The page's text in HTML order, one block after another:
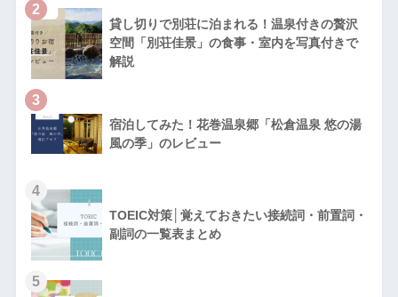
2
貸し切りで別荘に泊まれる！温泉付きの贅沢
空間「別荘佳景」の食事・室内を写真付きで
解説
3
宿泊してみた！花巻温泉郷「松倉温泉 悠の湯
風の季」のレビュー
4
TOEIC対策│覚えておきたい接続詞・前置詞・
副詞の一覧表まとめ
5